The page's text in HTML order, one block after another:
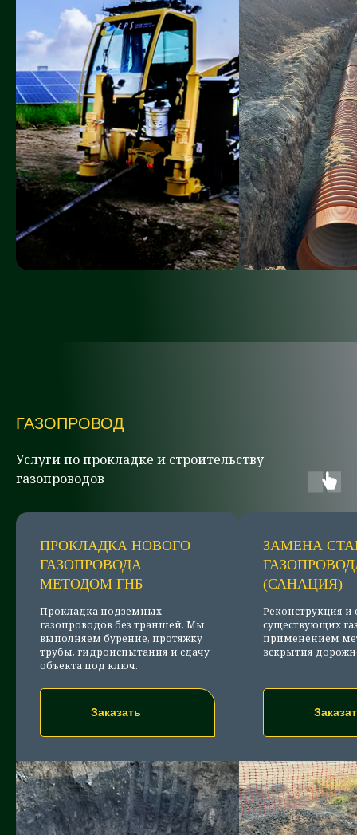
ГАЗОПРОВОД
Услуги по прокладке и строительству
газопроводов
ПРОКЛАДКА НОВОГО
ГАЗОПРОВОДА
МЕТОДОМ ГНБ
Прокладка подземных
газопроводов без траншей. Мы
выполняем бурение, протяжку
трубы, гидроиспытания и сдачу
объекта под ключ.
Заказать
ЗАМЕНА
(САНАЦИЯ)
Реконструкция и
существующих
применением
вскрытия